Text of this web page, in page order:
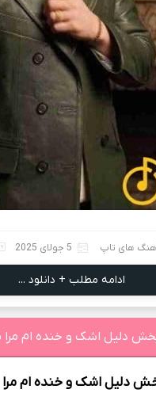
های تاپ 5 جولای 2025
ادامه مطلب + دانلود ...
دلیل اشک و خنده ام
دلیل اشک و خنده ام